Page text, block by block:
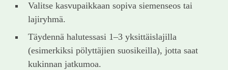
Valitse kasvupaikkaan sopiva siemenseos tai
lajiryhmä.
Täydennä halutessasi 1–3 yksittäislajilla
(esimerkiksi pölyttäjien suosikeilla), jotta saat
kukinnan jatkumoa.